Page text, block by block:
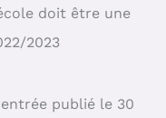
doit être une
2023
publié le 30